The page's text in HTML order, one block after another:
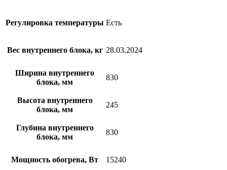
Регулировка температуры Есть
Вес внутреннего блока, кг 28.03.2024
Ширина внутреннего
блока, мм
830
Высота внутреннего
блока, мм
245
Глубина внутреннего
блока, мм
830
Мощность обогрева, Вт 15240